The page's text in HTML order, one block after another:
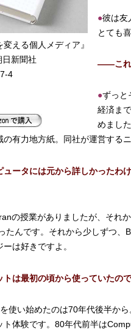
える個人メディア』
新聞社
4
●彼は友
とても
――これ
●ずっと
経済ま
めまし
の有力地方紙。同社が運営する
ータには元から詳しかったわ
の授業がありましたが、それ
たんです。それから少しずつ
は好きですよ。
は最初の頃から使っていたの
使い始めたのは70年代後半か
ト体験です。80年代前半は